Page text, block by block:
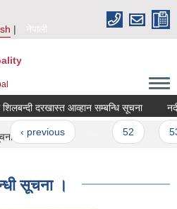
नेपाली
शिलबन्दी दरखास्त आव्हान सम्बन्धि सूचना
‹ previous 52 53
।
सूचना ।